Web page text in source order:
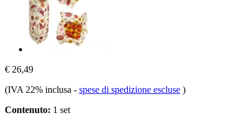
€ 26,49
(IVA 22% inclusa - spese di spedizione escluse )
Contenuto: 1 set